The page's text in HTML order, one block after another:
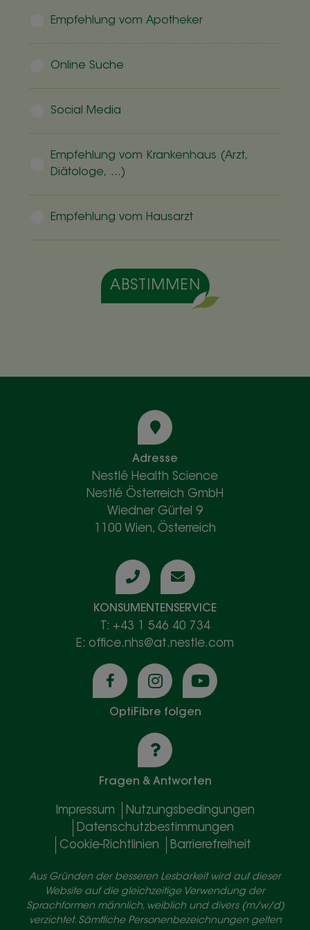
Empfehlung vom Apotheker
Online Suche
Social Media
Empfehlung vom Krankenhaus (Arzt,
Diätologe, ...)
Empfehlung vom Hausarzt
ABSTIMMEN
Adresse
Nestlé Health Science
Nestlé Österreich GmbH
Wiedner Gürtel 9
1100 Wien, Österreich
KONSUMENTENSERVICE
T: +43 1 546 40 734
E: office.nhs@at.nestle.com
OptiFibre folgen
Fragen & Antworten
Impressum
Nutzungsbedingungen
Datenschutzbestimmungen
Cookie-Richtlinien
Barrierefreiheit
Aus Gründen der besseren Lesbarkeit wird auf dieser
Website auf die gleichzeitige Verwendung der
Sprachformen männlich, weiblich und divers (m/w/d)
verzichtet. Sämtliche Personenbezeichnungen gelten